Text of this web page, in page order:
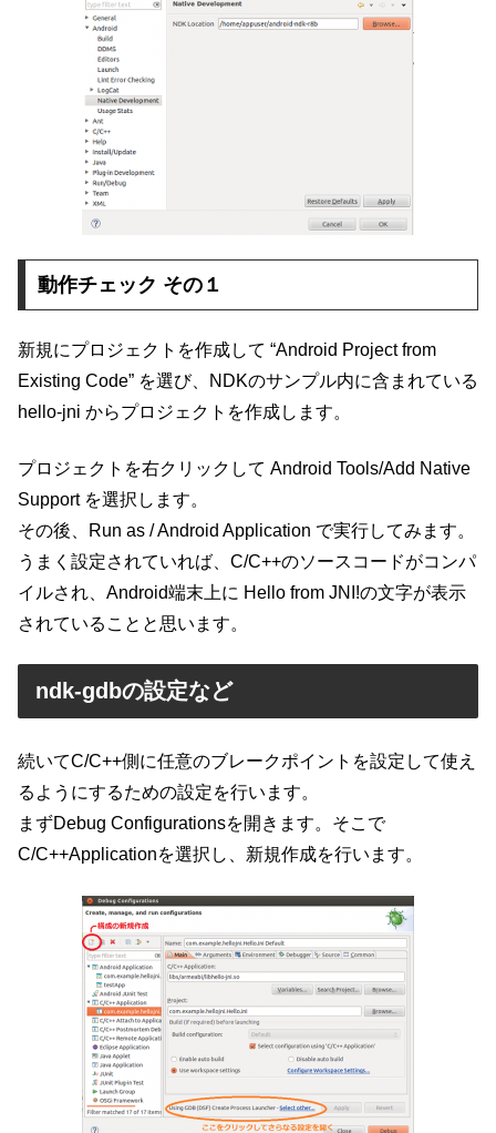
動作チェック その１
新規にプロジェクトを作成して “Android Project from
Existing Code” を選び、NDKのサンプル内に含まれている
hello-jni からプロジェクトを作成します。
プロジェクトを右クリックして Android Tools/Add Native
Support を選択します。
その後、Run as / Android Application で実行してみます。
うまく設定されていれば、C/C++のソースコードがコンパ
イルされ、Android端末上に Hello from JNI!の文字が表示
されていることと思います。
ndk-gdbの設定など
続いてC/C++側に任意のブレークポイントを設定して使え
るようにするための設定を行います。
まずDebug Configurationsを開きます。そこで
C/C++Applicationを選択し、新規作成を行います。